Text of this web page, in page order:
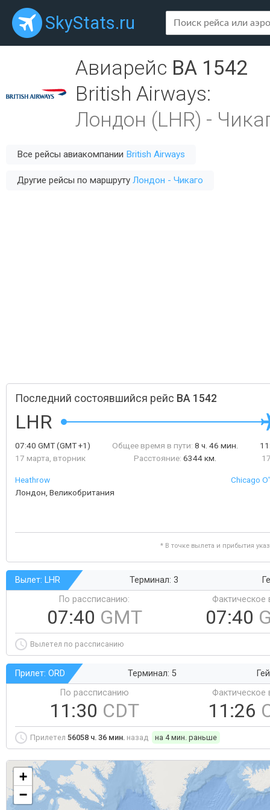
SkyStats.ru
Авиарейс BA 1542
British Airways:
Лондон (LHR) -
Все рейсы авиакомпании British Airways
Другие рейсы по маршруту Лондон - Чикаго
Последний состоявшийся рейс BA 1542
LHR
07:40 GMT(GMT +1)
17 марта, вторник
Общее время в пути: 8 ч. 46 мин.
Расстояние: 6344 км.
Heathrow
Лондон, Великобритания
Chicago
* В точке вылета и прибытия
Вылет: LHR Терминал: 3
По рассписанию:
07:40 GMT
Фактическое
07:40
Вылетел по рассписанию
Прилет: ORD Терминал: 5
По рассписанию
11:30 CDT
Фактическое
11:26
Прилетел 56058 ч. 36 мин. назад на 4 мин. раньше
+
−